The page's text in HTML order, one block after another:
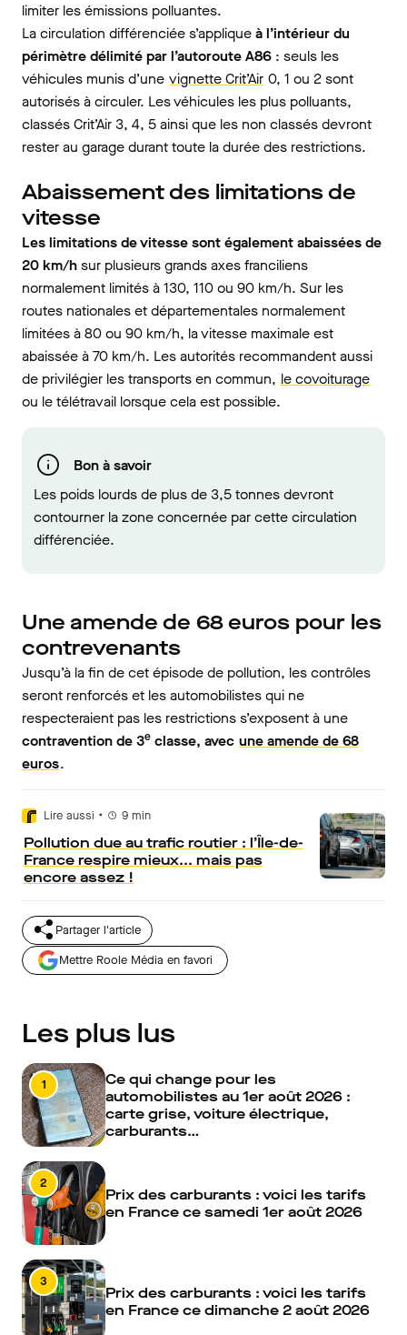
limiter les émissions polluantes.
La circulation différenciée s’appliqueà l’intérieur du
périmètre délimité par l’autoroute A86 : seuls les
véhicules munis d’une vignette Crit’Air 0, 1 ou 2 sont
autorisés à circuler. Les véhicules les plus polluants,
classés Crit’Air 3, 4, 5 ainsi que les non classés devront
rester au garage durant toute la durée des restrictions.
Abaissement des limitations de
vitesse
Les limitations de vitesse sont également abaissées de
20 km/hsur plusieurs grands axes franciliens
normalement limités à 130, 110 ou 90 km/h. Sur les
routes nationales et départementales normalement
limitées à 80 ou 90 km/h, la vitesse maximale est
abaissée à 70 km/h. Les autorités recommandent aussi
de privilégier les transports en commun, le covoiturage
ou le télétravail lorsque cela est possible.
Bon à savoir
Les poids lourds de plus de 3,5 tonnes devront
contourner la zone concernée par cette circulation
différenciée.
Une amende de 68 euros pour les
contrevenants
Jusqu’à la fin de cet épisode de pollution, les contrôles
seront renforcés et les automobilistes qui ne
respecteraient pas les restrictions s’exposent à une
contravention de 3e classe, avec une amende de 68
euros.
Lire aussi • 9 min
Pollution due au trafic routier : l’Île-de-
France respire mieux... mais pas
encore assez !
Partager l'article
Mettre Roole Média en favori
Les plus lus
1
Ce qui change pour les
automobilistes au 1er août 2026 :
carte grise, voiture électrique,
carburants…
2
Prix des carburants : voici les tarifs
en France ce samedi 1er août 2026
3
Prix des carburants : voici les tarifs
en France ce dimanche 2 août 2026